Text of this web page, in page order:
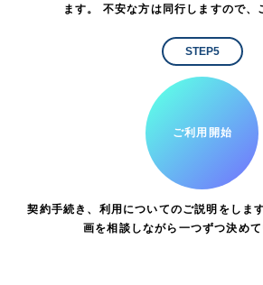
ます。 不安な方は同行しますので、
STEP5
ご利用開始
契約手続き、利用についてのご説明をしま
画を相談しながら一つずつ決めて